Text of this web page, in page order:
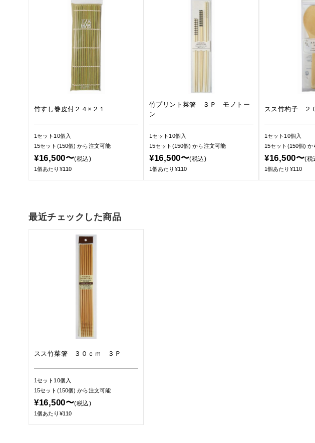
竹すし巻皮付２４×２１
1セット10個入
15セット(150個)から注文可能
¥16,500〜(税込)
1個あたり¥110
竹プリント菜箸 ３Ｐ モノトー
ン
1セット10個入
15セット(150個)から注文可能
¥16,500〜(税込)
1個あたり¥110
スス竹杓子 ２
1セット10個入
15セット(150個)か
¥16,500〜(税
1個あたり¥110
最近チェックした商品
スス竹菜箸 ３０ｃｍ ３Ｐ
1セット10個入
15セット(150個)から注文可能
¥16,500〜(税込)
1個あたり¥110